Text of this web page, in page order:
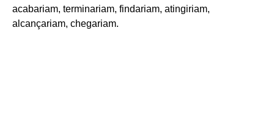
acabariam, terminariam, findariam, atingiriam,
alcançariam, chegariam.